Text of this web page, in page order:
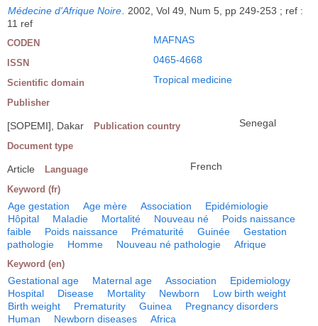
Médecine d'Afrique Noire
2002, Vol 49, Num 5, pp 249-253 ; ref :
11 ref
CODEN MAFNAS
ISSN 0465-4668
Scientific domain Tropical medicine
Publisher
[SOPEMI], Dakar Publication country Senegal
Document type
Article Language French
Keyword (fr)
Age gestation Age mère Association
Epidémiologie
Hôpital
Maladie Mortalité Nouveau né
Poids naissance
faible
Poids naissance Prématurité Guinée
Gestation
pathologie
Homme Nouveau né pathologie Afrique
Keyword (en)
Gestational age Maternal age Association
Epidemiology
Hospital
Disease Mortality Newborn
Low birth weight
Birth weight
Prematurity Guinea
Pregnancy disorders
Human
Newborn diseases Africa